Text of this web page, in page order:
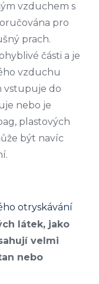
vzduchem s
pro
prach.
části a je
vzduchu
vstupuje do
nebo je
plastových
být navíc
otryskávání
látek, jako
velmi
nebo